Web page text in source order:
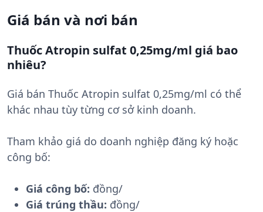
Giá bán và nơi bán
Thuốc Atropin sulfat 0,25mg/ml giá bao
nhiêu?
Giá bán Thuốc Atropin sulfat 0,25mg/ml có thể
khác nhau tùy từng cơ sở kinh doanh.
Tham khảo giá do doanh nghiệp đăng ký hoặc
công bố:
Giá công bố: đồng/
Giá trúng thầu: đồng/